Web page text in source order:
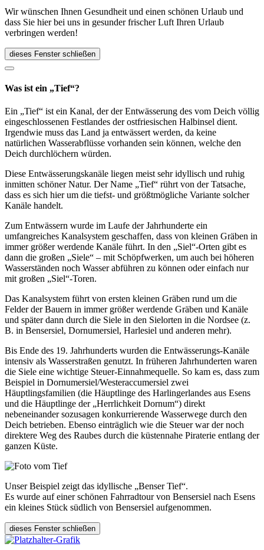
Wir wünschen Ihnen Gesundheit und einen schönen Urlaub und
dass Sie hier bei uns in gesunder frischer Luft Ihren Urlaub
verbringen werden!
dieses Fenster schließen
Was ist ein „Tief“?
Ein „Tief“ ist ein Kanal, der der Entwässerung des vom Deich völlig
eingeschlossenen Festlandes der ostfriesischen Halbinsel dient.
Irgendwie muss das Land ja entwässert werden, da keine
natürlichen Wasserabflüsse vorhanden sein können, welche den
Deich durchlöchern würden.
Diese Entwässerungskanäle liegen meist sehr idyllisch und ruhig
inmitten schöner Natur. Der Name „Tief“ rührt von der Tatsache,
dass es sich hier um die tiefst- und größtmögliche Variante solcher
Kanäle handelt.
Zum Entwässern wurde im Laufe der Jahrhunderte ein
umfangreiches Kanalsystem geschaffen, dass von kleinen Gräben in
immer größer werdende Kanäle führt. In den „Siel“-Orten gibt es
dann die großen „Siele“ – mit Schöpfwerken, um auch bei höheren
Wasserständen noch Wasser abführen zu können oder einfach nur
mit großen „Siel“-Toren.
Das Kanalsystem führt von ersten kleinen Gräben rund um die
Felder der Bauern in immer größer werdende Gräben und Kanäle
und später dann durch die Siele in den Sielorten in die Nordsee (z.
B. in Bensersiel, Dornumersiel, Harlesiel und anderen mehr).
Bis Ende des 19. Jahrhunderts wurden die Entwässerungs-Kanäle
intensiv als Wasserstraßen genutzt. In früheren Jahrhunderten waren
die Siele eine wichtige Steuer-Einnahmequelle. So kam es, dass zum
Beispiel in Dornumersiel/Westeraccumersiel zwei
Häuptlingsfamilien (die Häuptlinge des Harlingerlandes aus Esens
und die Häuptlinge der „Herrlichkeit Dornum“) direkt
nebeneinander sozusagen konkurrierende Wasserwege durch den
Deich betrieben. Ebenso einträglich wie die Steuer war der noch
direktere Weg des Raubes durch die küstennahe Piraterie entlang der
ganzen Küste.
Unser Beispiel zeigt das idyllische „Benser Tief“.
Es wurde auf einer schönen Fahrradtour von Bensersiel nach Esens
ein kleines Stück südlich von Bensersiel aufgenommen.
dieses Fenster schließen